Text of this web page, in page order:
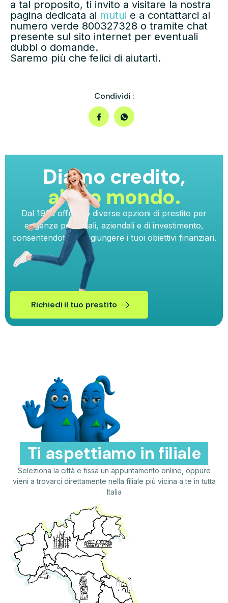
a tal proposito, ti invito a visitare la nostra
pagina dedicata ai mutui e a contattarci al
numero verde 800327328 o tramite chat
presente sul sito internet per eventuali
dubbi o domande.
Saremo più che felici di aiutarti.
Condividi :
Diamo credito,
al tuo mondo.
Dal 1993 offriamo diverse opzioni di prestito per
esigenze personali, aziendali e di investimento,
consentendoti di raggiungere i tuoi obiettivi finanziari.
Richiedi il tuo prestito
Ti aspettiamo in filiale
Seleziona la città e fissa un appuntamento online, oppure
vieni a trovarci direttamente nella filiale più vicina a te in tutta
Italia